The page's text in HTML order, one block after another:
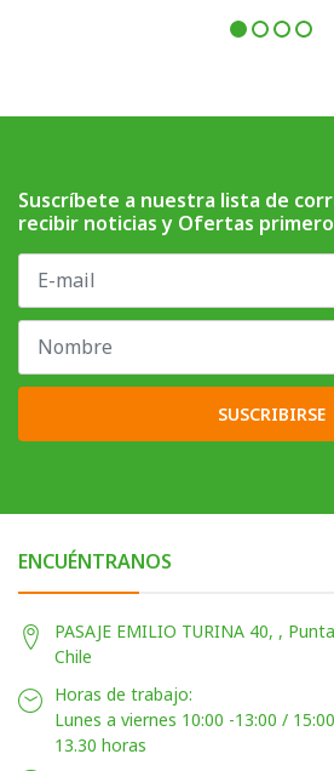
Suscríbete a nuestra lista de
recibir noticias y Ofertas
SUSCRIBIRSE
ENCUÉNTRANOS
PASAJE EMILIO TURINA 40, ,
Chile
Horas de trabajo:
Lunes a viernes 10:00 -13:00 /
13.30 horas